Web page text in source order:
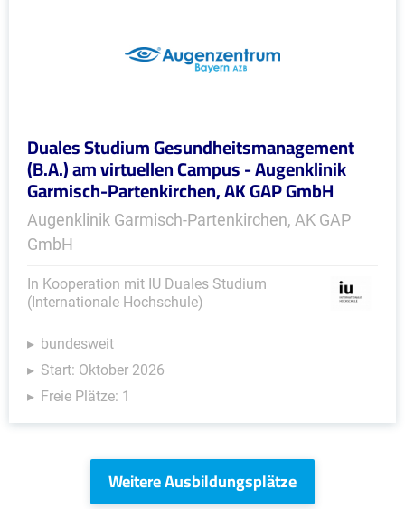
Duales Studium Gesundheitsmanagement
(B.A.) am virtuellen Campus - Augenklinik
Garmisch-Partenkirchen, AK GAP GmbH
Augenklinik Garmisch-Partenkirchen, AK GAP
GmbH
In Kooperation mit IU Duales Studium
(Internationale Hochschule)
bundesweit
Start: Oktober 2026
Freie Plätze: 1
Weitere Ausbildungsplätze